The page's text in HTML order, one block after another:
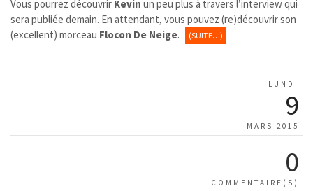
Vous pourrez découvrir Kevin un peu plus à travers l’interview qui
sera publiée demain. En attendant, vous pouvez (re)découvrir son
(excellent) morceau Flocon De Neige. (SUITE…)
LUNDI
9
MARS 2015
0
COMMENTAIRE(S)